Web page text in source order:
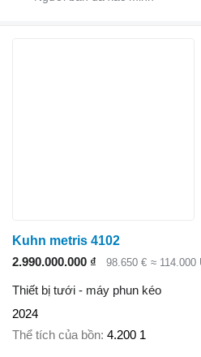
Kuhn metris 4102
2.990.000.000 ₫
98.650 € ≈ 114.000
Thiết bị tưới - máy phun kéo
2024
Thể tích của bồn 4.200 1